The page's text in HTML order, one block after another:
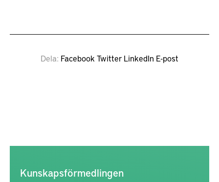
Dela Facebook Twitter LinkedIn E-post
Kunskapsförmedlingen